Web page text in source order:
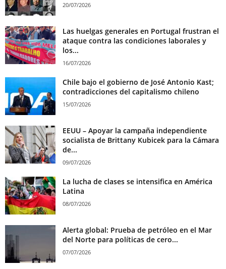
20/07/2026
Las huelgas generales en Portugal frustran el
ataque contra las condiciones laborales y
los...
16/07/2026
Chile bajo el gobierno de José Antonio Kast;
contradicciones del capitalismo chileno
15/07/2026
EEUU – Apoyar la campaña independiente
socialista de Brittany Kubicek para la Cámara
de...
09/07/2026
La lucha de clases se intensifica en América
Latina
08/07/2026
Alerta global: Prueba de petróleo en el Mar
del Norte para políticas de cero...
07/07/2026